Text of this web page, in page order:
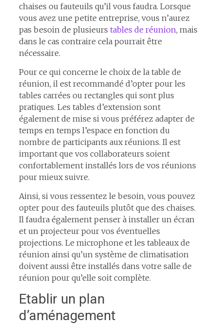
chaises ou fauteuils qu’il vous faudra. Lorsque
vous avez une petite entreprise, vous n’aurez
pas besoin de plusieurs tables de réunion, mais
dans le cas contraire cela pourrait être
nécessaire.
Pour ce qui concerne le choix de la table de
réunion, il est recommandé d’opter pour les
tables carrées ou rectangles qui sont plus
pratiques. Les tables d’extension sont
également de mise si vous préférez adapter de
temps en temps l’espace en fonction du
nombre de participants aux réunions. Il est
important que vos collaborateurs soient
confortablement installés lors de vos réunions
pour mieux suivre.
Ainsi, si vous ressentez le besoin, vous pouvez
opter pour des fauteuils plutôt que des chaises.
Il faudra également penser à installer un écran
et un projecteur pour vos éventuelles
projections. Le microphone et les tableaux de
réunion ainsi qu’un système de climatisation
doivent aussi être installés dans votre salle de
réunion pour qu’elle soit complète.
Etablir un plan
d’aménagement